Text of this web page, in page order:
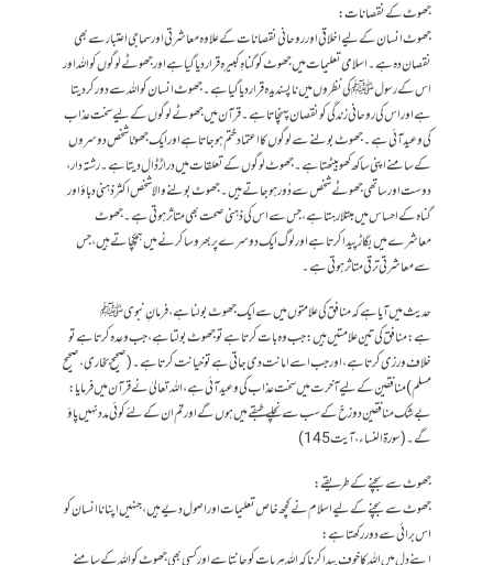
جھوٹ کے نقصانات:
جھوٹ انسان کے لیے اخلاقی اور روحانی نقصانات کے علاوہ معاشرتی اور سماجی اعتبار سے بھی
نقصان دہ ہے۔ اسلامی تعلیمات میں جھوٹ کو گناہِ کبیرہ قرار دیا گیا ہے اور جھوٹے لوگوں کو اللہ اور
اس کے رسول ﷺ کی نظروں میں ناپسندیدہ قرار دیا گیا ہے۔جھوٹ انسان کو اللہ سے دور کر دیتا
ہے اور اس کی روحانی زندگی کو نقصان پہنچاتا ہے۔ قرآن میں جھوٹے لوگوں کے لیے سخت عذاب
کی وعید آئی ہے۔جھوٹ بولنے سے لوگوں کا اعتماد ختم ہو جاتا ہے اور ایک جھوٹا شخص دوسروں
کے سامنے اپنی ساکھ کھو بیٹھتا ہے۔جھوٹ لوگوں کے تعلقات میں دراڑ ڈال دیتا ہے۔ رشتہ دار،
دوست اور ساتھی جھوٹے شخص سے دُور ہو جاتے ہیں۔جھوٹ بولنے والا شخص اکثر ذہنی دباؤ اور
گناہ کے احساس میں مبتلا رہتا ہے، جس سے اس کی ذہنی صحت بھی متاثر ہوتی ہے۔جھوٹ
معاشرے میں بگاڑ پیدا کرتا ہے اور لوگ ایک دوسرے پر بھروسا کرنے میں ہچکچاتے ہیں، جس
سے معاشرتی ترقی متاثر ہوتی ہے۔
حدیث میں آیا ہے کہ منافق کی علامتوں میں سے ایک جھوٹ بولنا ہے،فرمانِ نبویﷺ
ہے:منافق کی تین علامتیں ہیں: جب وہ بات کرتا ہے تو جھوٹ بولتا ہے، جب وعدہ کرتا ہے تو
خلاف ورزی کرتا ہے، اور جب اسے امانت دی جاتی ہے تو خیانت کرتا ہے۔( صحیح بخاری،صحیح
مسلم) منافقین کے لیے آخرت میں سخت عذاب کی وعید آئی ہے،اللہ تعالیٰ نے قرآن میں فرمایا:
بے شک منافقین دوزخ کے سب سے نچلے طبقے میں ہوں گے اور تم ان کے لئے کوئی مدد نہیں پاؤ
گے۔(سورۃ النساء،آیت 145)
جھوٹ سے بچنے کے طریقے:
جھوٹ سے بچنے کے لیے اسلام نے کچھ خاص تعلیمات اور اصول دیے ہیں ،جنہیں اپنانا انسان کو
اس برائی سے دور رکھتا ہے: